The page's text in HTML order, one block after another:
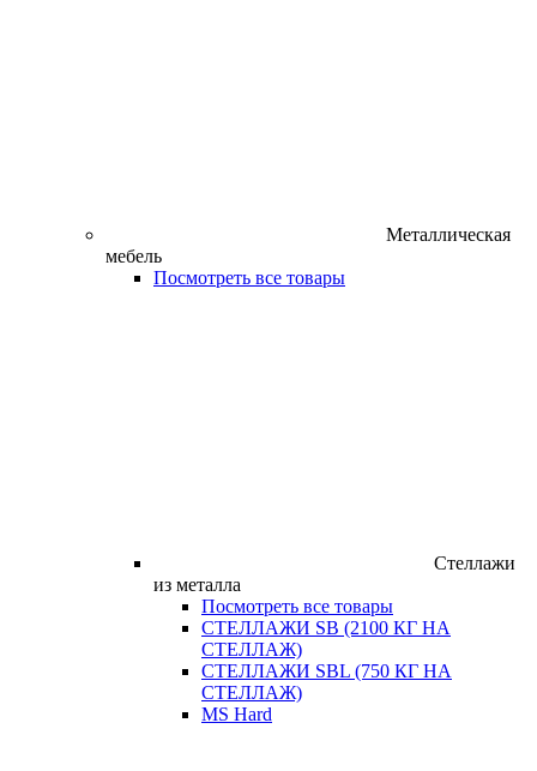
Металлическая
мебель
Посмотреть все товары
Стеллажи
из металла
Посмотреть все товары
СТЕЛЛАЖИ SB (2100 КГ НА
СТЕЛЛАЖ)
СТЕЛЛАЖИ SBL (750 КГ НА
СТЕЛЛАЖ)
MS Hard